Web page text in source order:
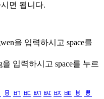
면 됩니다.
을 입력하시고 space를
을 입력하시고 space를 누르
ㅱ ㅲ ㅳ ㅴ ㅵ ㅶ ㅷ ㅸ
ㅹ